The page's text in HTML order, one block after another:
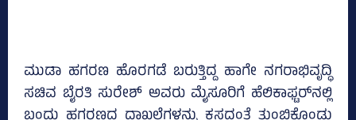
ಮುಡಾ ಹಗರಣ ಹೊರಗಡೆ ಬರುತ್ತಿದ್ದ ಹಾಗೇ ನಗರಾಭಿವೃದ್ಧಿ
ಸಚಿವ ಬೈರತಿ ಸುರೇಶ್ ಅವರು ಮೈಸೂರಿಗೆ ಹೆಲಿಕಾಫ್ಟರ್‌ನಲ್ಲಿ